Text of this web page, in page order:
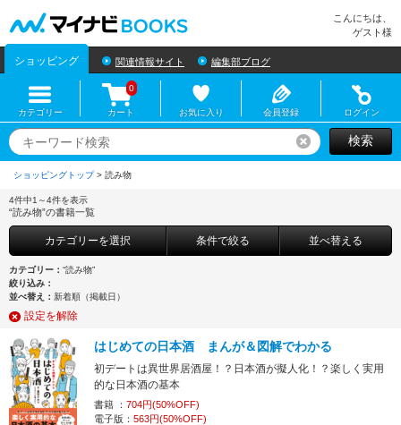
こんにちは、
ゲスト様
ショッピング 関連情報サイト 編集部ブログ
カテゴリー カート
0
お気に入り 会員登録 ログイン
リセット検索
ショッピングトップ>
4件中1～4件を表示
“読み物”の書籍一覧
カテゴリーを選択 条件で絞る 並べ替える
カテゴリー： “読み物”
絞り込み：
並べ替え： 新着順（掲載日）
設定を解除
はじめての日本酒 まんが＆図解でわかる
初デートは異世界居酒屋！？日本酒が擬人化！？楽しく実用
的な日本酒の基本
書籍 ： 704円(50%OFF)
電子版： 563円(50%OFF)